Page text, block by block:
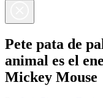
Pete pata de
animal es el
Mickey Mouse